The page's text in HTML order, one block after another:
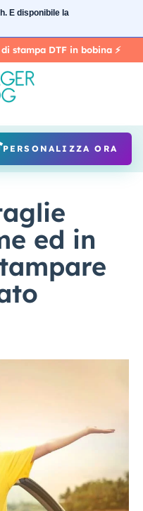
. E disponibile la
stampa DTF in bobina ⚡️
PERSONALIZZA ORA
ed in